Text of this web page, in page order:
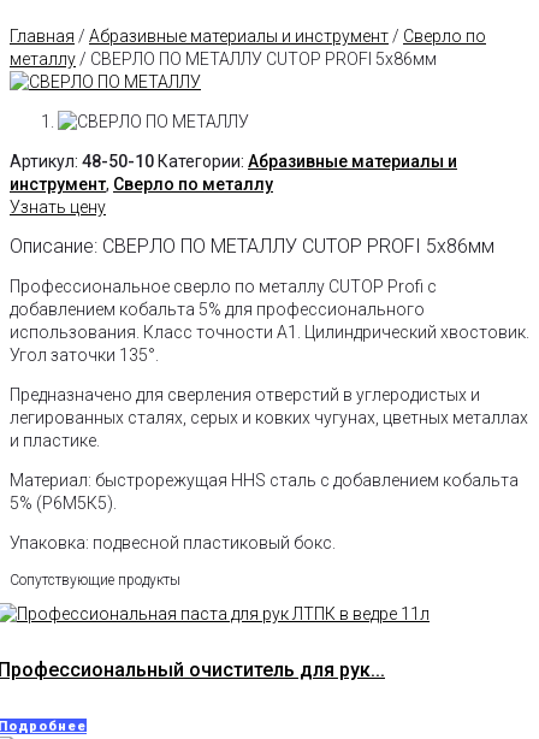
Главная / Абразивные материалы и инструмент / Сверло по
металлу / СВЕРЛО ПО МЕТАЛЛУ CUTOP PROFI 5х86мм
Артикул: 48-50-10 Категории: Абразивные материалы и
инструмент, Сверло по металлу
Узнать цену
Описание: СВЕРЛО ПО МЕТАЛЛУ CUTOP PROFI 5х86мм
Профессиональное сверло по металлу CUTOP Profi с
добавлением кобальта 5% для профессионального
использования. Класс точности А1. Цилиндрический хвостовик.
Угол заточки 135°.
Предназначено для сверления отверстий в углеродистых и
легированных сталях, серых и ковких чугунах, цветных металлах
и пластике.
Материал: быстрорежущая HHS сталь c добавлением кобальта
5% (Р6М5К5).
Упаковка: подвесной пластиковый бокс.
Сопутствующие продукты
очиститель для рук...